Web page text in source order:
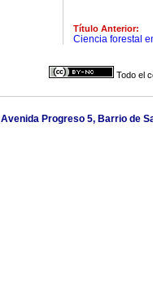
Título Anterior:
Ciencia forestal
Todo el
Avenida Progreso 5, Barrio de